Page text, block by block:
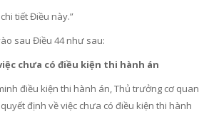
tiết Điều này.”
sau Điều 44như sau:
chưa có điều kiện thi hành án
điều kiện thi hành án, Thủ trưởng cơ quan
định về việc chưa có điều kiện thi hành